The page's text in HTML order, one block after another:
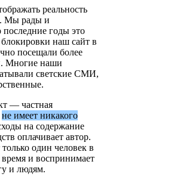
реальность
Мы рады и
последние годы это
блокировки наш сайт в
посещали более
Многие наши
светские СМИ,
— частная
не имеет никакого
на содержание
оплачивает автор.
один человек в
и воспринимает
и людям.